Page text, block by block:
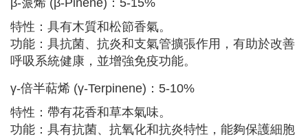
β-蒎烯 (β-Pinene)：5-15%
特性：具有木質和松節香氣。
功能：具抗菌、抗炎和支氣管擴張作用，有助於改善
呼吸系統健康，並增強免疫功能。
γ-倍半萜烯 (γ-Terpinene)：5-10%
特性：帶有花香和草本氣味。
功能：具有抗菌、抗氧化和抗炎特性，能夠保護細胞